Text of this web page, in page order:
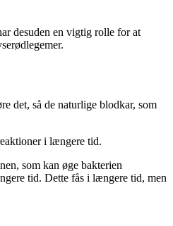
desuden en vigtig rolle for at
det, så de naturlige blodkar, som
i længere tid.
som kan øge bakterien
tid. Dette fås i længere tid, men